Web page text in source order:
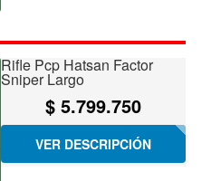
Rifle Pcp Hatsan Factor
Sniper Largo
$5.799.750
VER DESCRIPCIÓN